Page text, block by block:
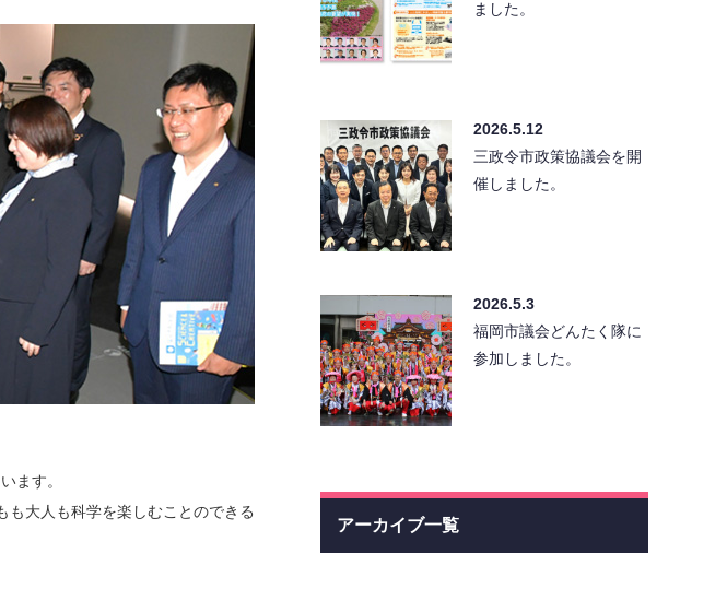
ます。
も大人も科学を楽しむことのできる
ました。
2026.5.12
三政令市政策協議会を開
催しました。
2026.5.3
福岡市議会どんたく隊に
参加しました。
アーカイブ一覧